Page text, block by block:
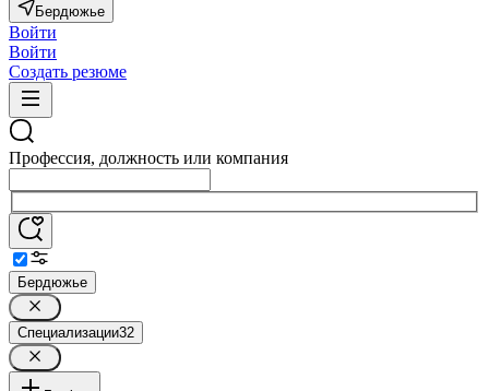
Бердюжье
Войти
Войти
Создать резюме
Профессия, должность или компания
Бердюжье
Специализации32